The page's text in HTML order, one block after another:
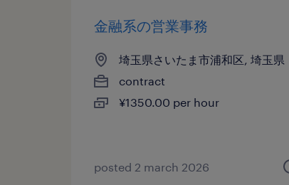
金融系の営業事務
埼玉県さいたま市浦和区, 埼玉県
contract
¥1350.00 per hour
posted 2 march 2026